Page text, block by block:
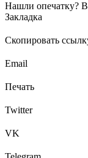
Нашли опечатку?
Закладка
Скопировать
Email
Печать
Twitter
VK